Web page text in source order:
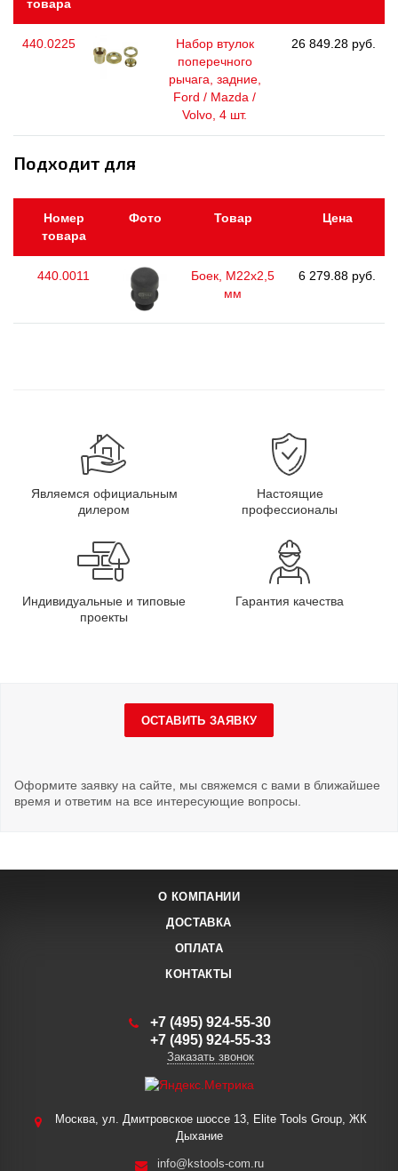
товара
440.0225
Набор втулок
поперечного
рычага, задние,
Ford / Mazda /
Volvo, 4 шт.
26 849.28 руб.
Подходит для
Номер
товара
Фото Товар Цена
440.0011
Боек, М22х2,5
мм
6 279.88 руб.
Являемся официальным
дилером
Настоящие
профессионалы
Индивидуальные и типовые
проекты
Гарантия качества
ОСТАВИТЬ ЗАЯВКУ
Оформите заявку на сайте, мы свяжемся с вами в ближайшее
время и ответим на все интересующие вопросы.
О КОМПАНИИ
ДОСТАВКА
ОПЛАТА
КОНТАКТЫ
+7 (495) 924-55-30
+7 (495) 924-55-33
Заказать звонок
Москва, ул. Дмитровское шоссе 13, Elite Tools Group, ЖК
Дыхание
info@kstools-com.ru